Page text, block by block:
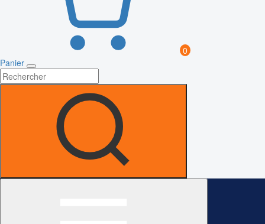
0
Panier